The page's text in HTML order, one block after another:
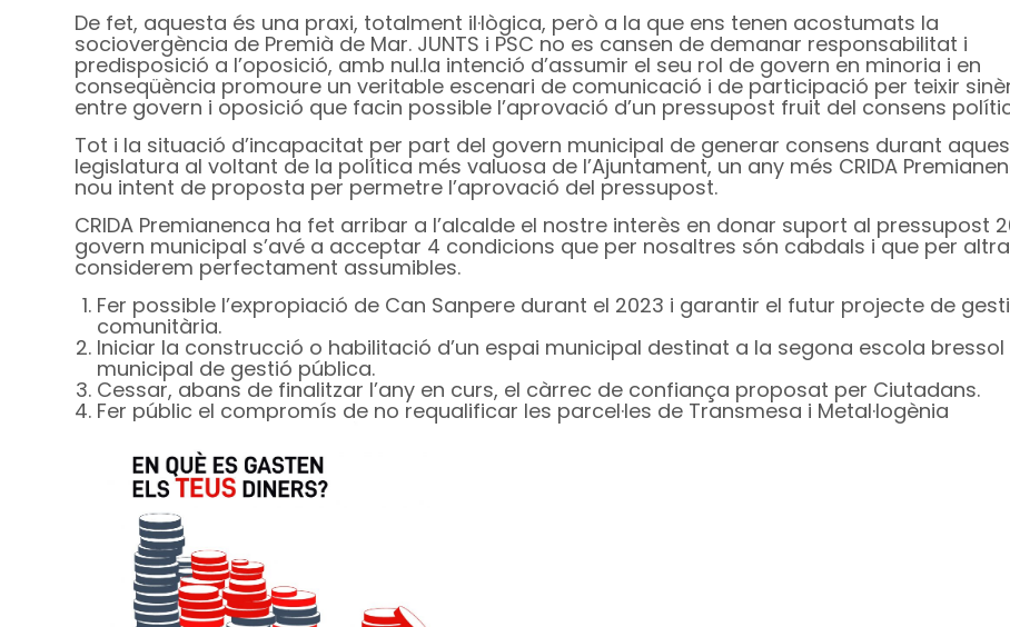
De fet, aquesta és una praxi, totalment il·lògica, però a la que ens tenen acostumats la
sociovergència de Premià de Mar. JUNTS i PSC no es cansen de demanar responsabilitat i
predisposició a l’oposició, amb nul.la intenció d’assumir el seu rol de govern en minoria i en
conseqüència promoure un veritable escenari de comunicació i de participació per teixir
entre govern i oposició que facin possible l’aprovació d’un pressupost fruit del consens
Tot i la situació d’incapacitat per part del govern municipal de generar consens durant
legislatura al voltant de la política més valuosa de l’Ajuntament, un any més CRIDA
nou intent de proposta per permetre l’aprovació del pressupost.
CRIDA Premianenca ha fet arribar a l’alcalde el nostre interès en donar suport al pressupost
govern municipal s’avé a acceptar 4 condicions que per nosaltres són cabdals i que per
considerem perfectament assumibles.
Fer possible l’expropiació de Can Sanpere durant el 2023 i garantir el futur projecte de
comunitària.
Iniciar la construcció o habilitació d’un espai municipal destinat a la segona escola bressol
municipal de gestió pública.
Cessar, abans de finalitzar l’any en curs, el càrrec de confiança proposat per Ciutadans.
Fer públic el compromís de no requalificar les parcel·les de Transmesa i Metal·logènia